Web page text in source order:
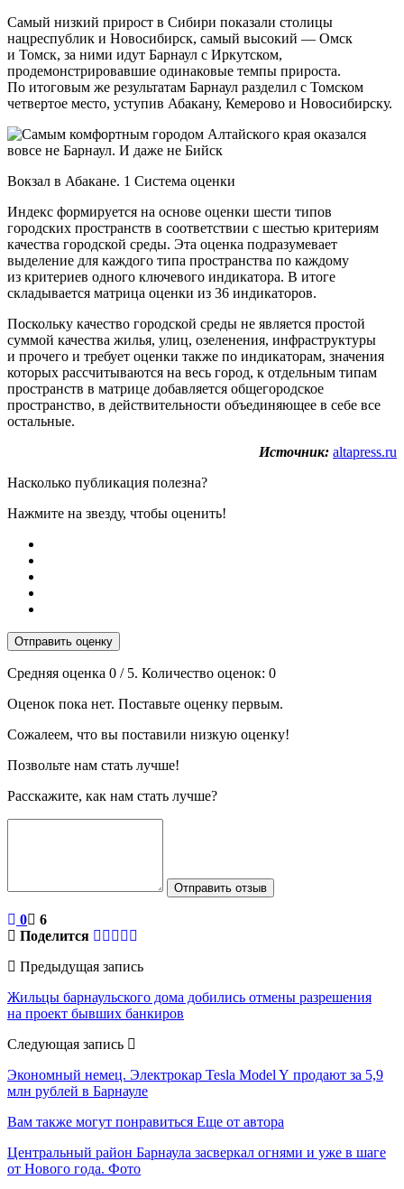
Самый низкий прирост в Сибири показали столицы
нацреспублик и Новосибирск, самый высокий — Омск
и Томск, за ними идут Барнаул с Иркутском,
продемонстрировавшие одинаковые темпы прироста.
По итоговым же результатам Барнаул разделил с Томском
четвертое место, уступив Абакану, Кемерово и Новосибирску.
Вокзал в Абакане. 1 Система оценки
Индекс формируется на основе оценки шести типов
городских пространств в соответствии с шестью критериям
качества городской среды. Эта оценка подразумевает
выделение для каждого типа пространства по каждому
из критериев одного ключевого индикатора. В итоге
складывается матрица оценки из 36 индикаторов.
Поскольку качество городской среды не является простой
суммой качества жилья, улиц, озеленения, инфраструктуры
и прочего и требует оценки также по индикаторам, значения
которых рассчитываются на весь город, к отдельным типам
пространств в матрице добавляется общегородское
пространство, в действительности объединяющее в себе все
остальные.
Источник: altapress.ru
Насколько публикация полезна?
Нажмите на звезду, чтобы оценить!
Отправить оценку
Средняя оценка 0 / 5. Количество оценок: 0
Оценок пока нет. Поставьте оценку первым.
Сожалеем, что вы поставили низкую оценку!
Позвольте нам стать лучше!
Расскажите, как нам стать лучше?
Отправить отзыв
0
6
Поделится
Предыдущая запись
Жильцы барнаульского дома добились отмены разрешения
на проект бывших банкиров
Следующая запись
Экономный немец. Электрокар Tesla Model Y продают за 5,9
млн рублей в Барнауле
Вам также могут понравиться Еще от автора
Центральный район Барнаула засверкал огнями и уже в шаге
от Нового года. Фото